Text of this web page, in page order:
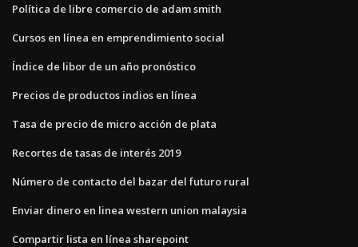
Política de libre comercio de adam smith
Cursos en línea en emprendimiento social
Índice de libor de un año pronóstico
Precios de productos indios en línea
Tasa de precio de micro acción de plata
Recortes de tasas de interés 2019
Número de contacto del bazar del futuro rural
Enviar dinero en linea western union malaysia
Compartir lista en línea sharepoint